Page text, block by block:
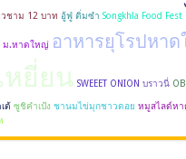
วชาม 12 บาท อู้ฟู่ ติ่มซำ Songkhla Food Fest
ม.หาดใหญ่ อาหารยุโรปหา
หยี่ยน SWEEET ONION บราวนี่
ต้ ซูชิคำเป้ง ชานมไข่มุกชาวดอย หมูสไลด์ห